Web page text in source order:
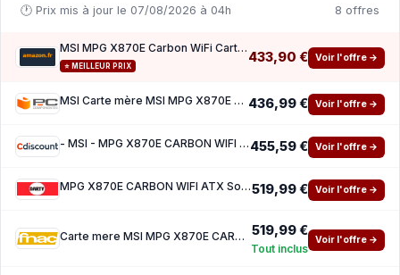
🕐 Prix mis à jour le 07/08/2026 à 04h 8 offres
MSI MPG X870E Carbon WiFi Carte mère, ATX Our AMD Ryzen 9000 8000 7000
⭐ MEILLEUR PRIX
433,90 € Voir l'offre →
MSI Carte mère MSI MPG X870E CARBON WIFI X870E Socket AM5 DDR5 ATX WiFi 7 PCIe 5.0 RGB 436,99 € Voir l'offre →
- MSI - MPG X870E CARBON WIFI - Wi-Fi 7 5G LAN USB 40 Gb s LED RGB PCIe supplementaire 455,59 € Voir l'offre →
MPG X870E CARBON WIFI ATX Socket AM5 Chipset AMD X870E519,99 € Voir l'offre →
Carte mere MSI MPG X870E CARBON WIFI ATX Socket AM5 Chipset AMD X870E 519,99 €
Tout inclus
Voir l'offre →